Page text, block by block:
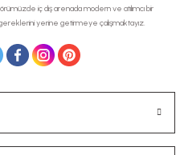
iç dış arenada modern ve atılımcı bir
gereklerini yerine getirmeye çalışmaktayız.